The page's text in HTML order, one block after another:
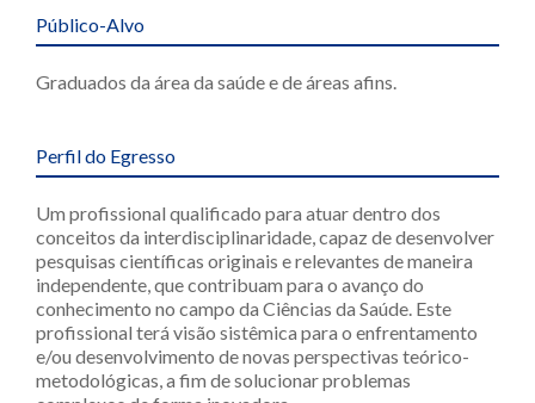
Público-Alvo
Graduados da área da saúde e de áreas afins.
Perfil do Egresso
Um profissional qualificado para atuar dentro dos
conceitos da interdisciplinaridade, capaz de desenvolver
pesquisas científicas originais e relevantes de maneira
independente, que contribuam para o avanço do
conhecimento no campo da Ciências da Saúde. Este
profissional terá visão sistêmica para o enfrentamento
e/ou desenvolvimento de novas perspectivas teórico-
metodológicas, a fim de solucionar problemas